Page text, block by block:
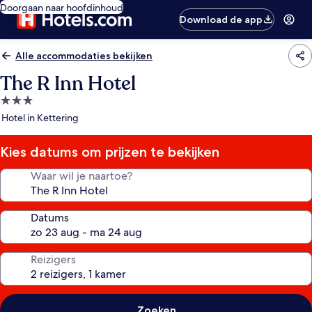
Doorgaan naar hoofdinhoud
Download de app
Alle accommodaties bekijken
The R Inn Hotel
3.0-
sterrenaccommodatie
Hotel in Kettering
Kies datums om prijzen te bekijken
Waar wil je naartoe?
Datums
Reizigers